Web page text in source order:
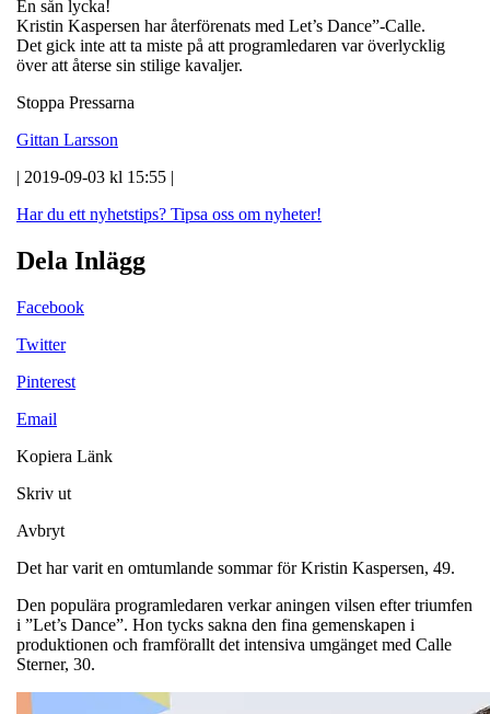
En sån lycka!
Kristin Kaspersen har återförenats med Let’s Dance”-Calle.
Det gick inte att ta miste på att programledaren var överlycklig
över att återse sin stilige kavaljer.
Stoppa Pressarna
Gittan Larsson
| 2019-09-03 kl 15:55 |
Har du ett nyhetstips? Tipsa oss om nyheter!
Dela Inlägg
Facebook
Twitter
Pinterest
Email
Kopiera Länk
Skriv ut
Avbryt
Det har varit en omtumlande sommar för Kristin Kaspersen, 49.
Den populära programledaren verkar aningen vilsen efter triumfen
i ”Let’s Dance”. Hon tycks sakna den fina gemenskapen i
produktionen och framförallt det intensiva umgänget med Calle
Sterner, 30.